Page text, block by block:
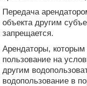
Передача
объекта другим
запрещается.
Арендаторы,
пользование на
другим
водопользование в